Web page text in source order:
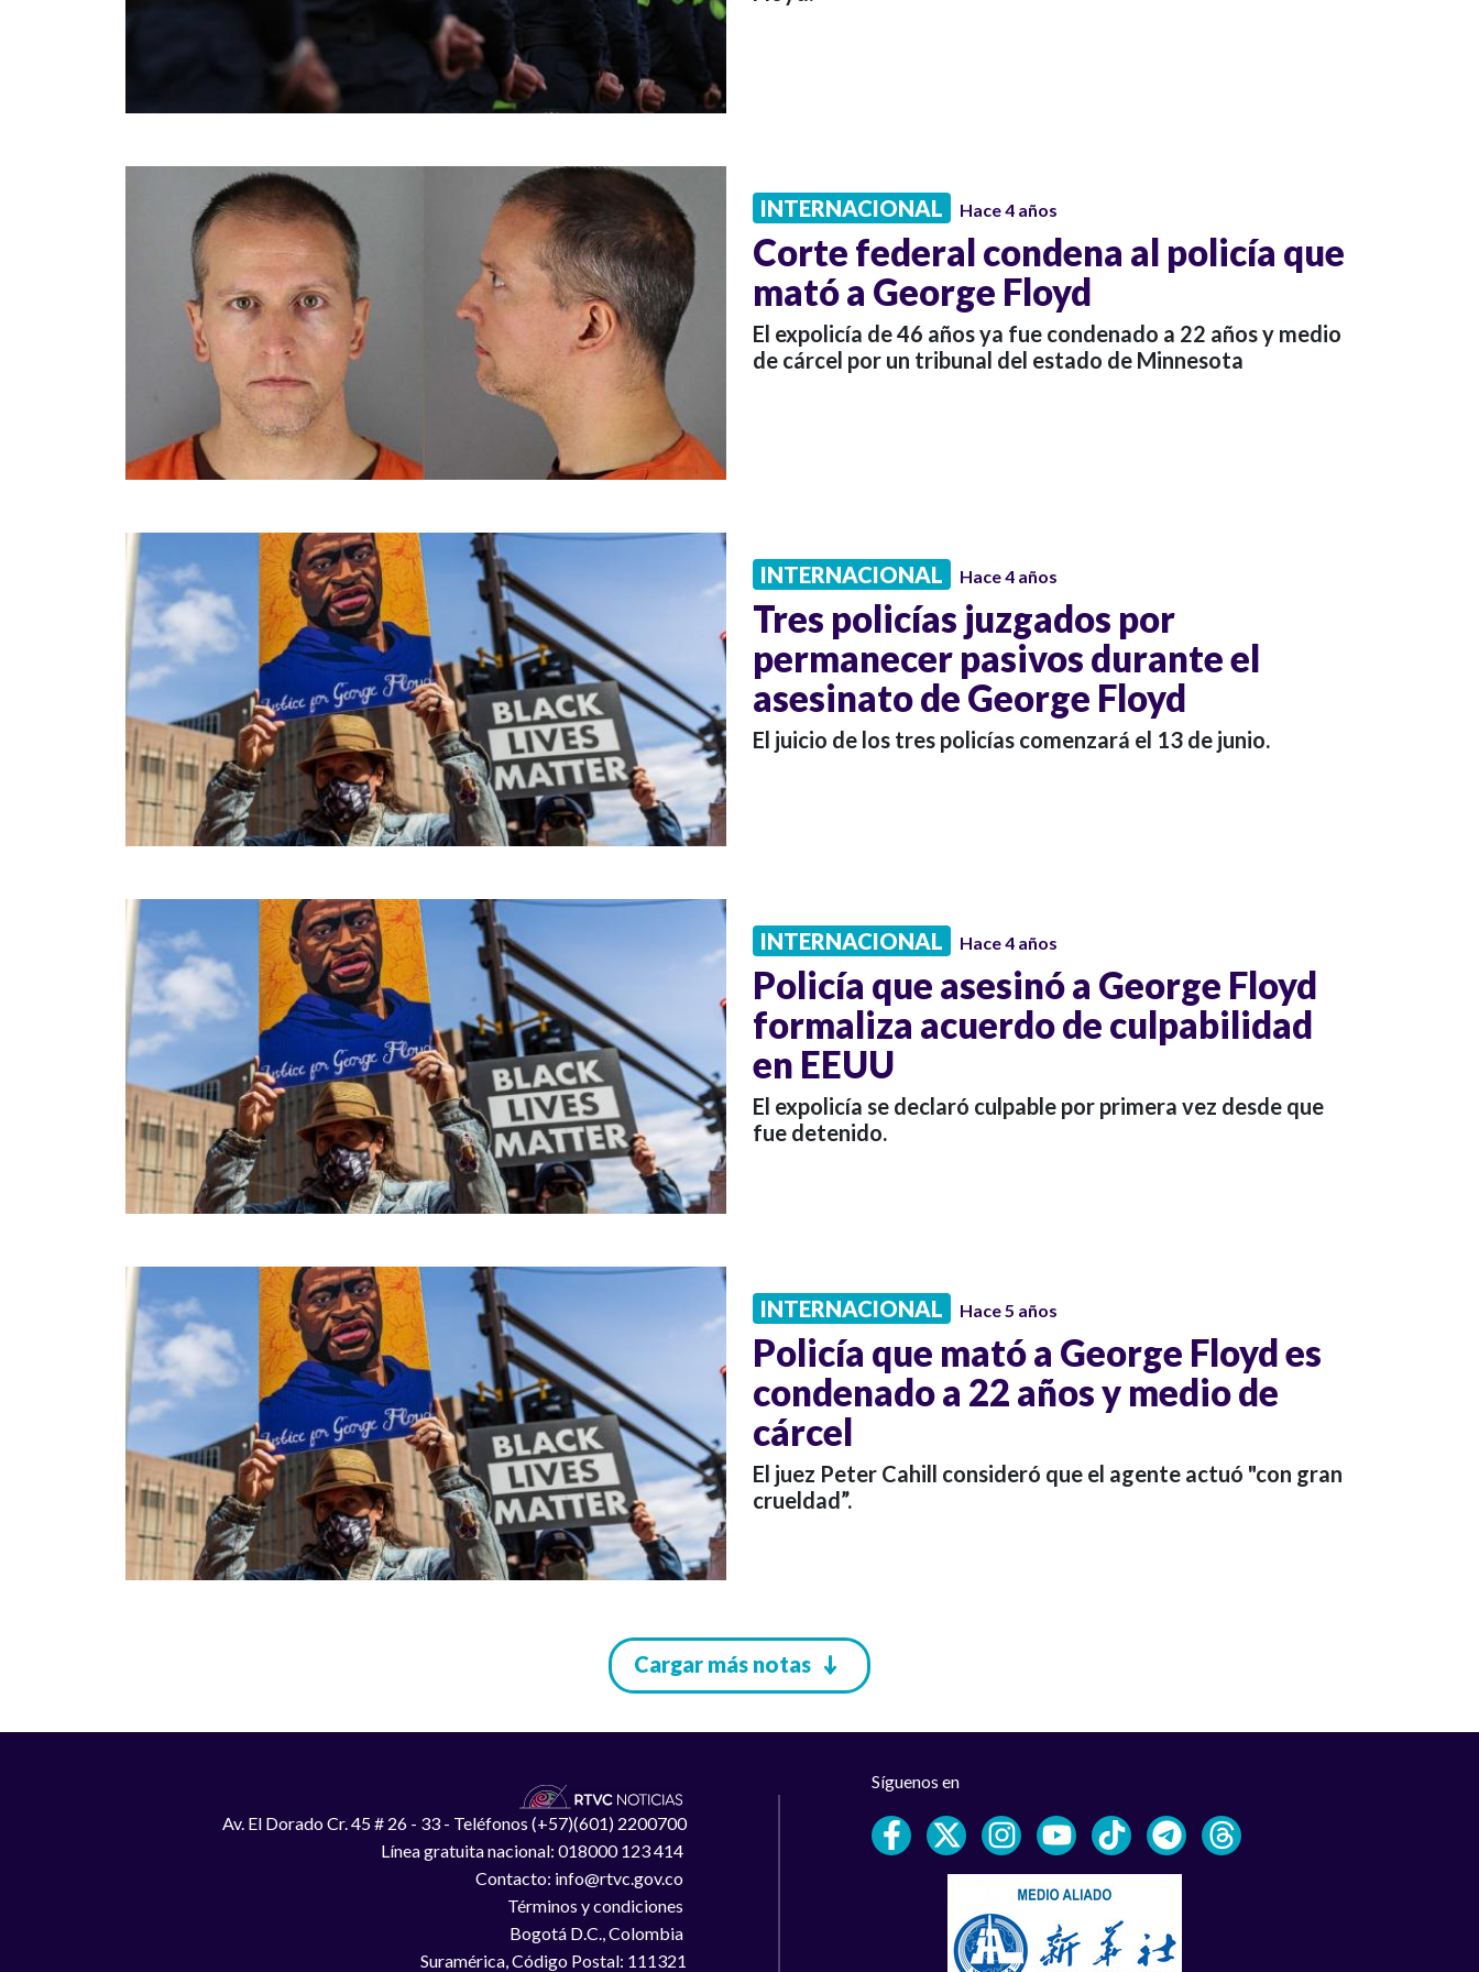
INTERNACIONAL Hace 4 años
Corte federal condena al policía que
mató a George Floyd
El expolicía de 46 años ya fue condenado a 22 años y medio
de cárcel por un tribunal del estado de Minnesota
INTERNACIONAL Hace 4 años
Tres policías juzgados por
permanecer pasivos durante el
asesinato de George Floyd
El juicio de los tres policías comenzará el 13 de junio.
INTERNACIONAL Hace 4 años
Policía que asesinó a George Floyd
formaliza acuerdo de culpabilidad
en EEUU
El expolicía se declaró culpable por primera vez desde que
fue detenido.
INTERNACIONAL Hace 5 años
Policía que mató a George Floyd es
condenado a 22 años y medio de
cárcel
El juez Peter Cahill consideró que el agente actuó "con gran
crueldad”.
Cargar más notas
Av. El Dorado Cr. 45 # 26 - 33 - Teléfonos (+57)(601) 2200700
Línea gratuita nacional: 018000 123 414
Contacto: info@rtvc.gov.co
Términos y condiciones
Bogotá D.C., Colombia
Suramérica, Código Postal: 111321
Síguenos en